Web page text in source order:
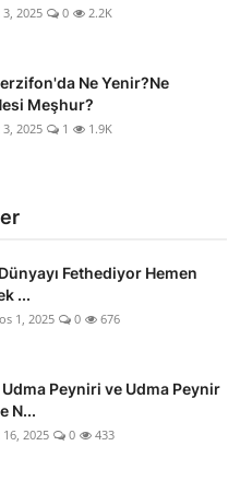
2025 0 2.2K
Ne Yenir?Ne
Meşhur?
2025 1 1.9K
Fethediyor Hemen
...
1, 2025 0 676
Peyniri ve Udma Peynir
N...
2025 0 433